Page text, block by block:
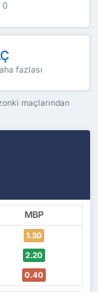
0
fazlası
maçlarından
MBP
1.30
2.20
0.40